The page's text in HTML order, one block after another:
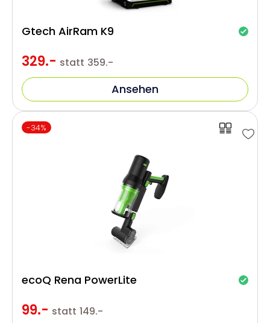
329.- statt 359.-
Gtech AirRam K9
Ansehen
-34%
99.- statt 149.-
ecoQ Rena PowerLite